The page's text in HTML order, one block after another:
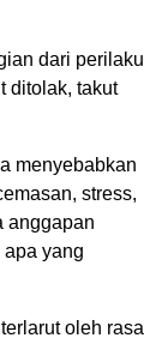
dari perilaku
ditolak, takut
menyebabkan
stress,
anggapan
yang
oleh rasa